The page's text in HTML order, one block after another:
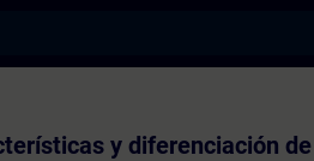
de los
y diferenciación